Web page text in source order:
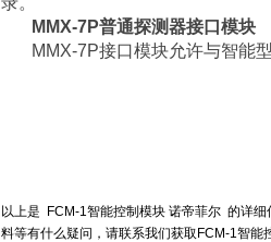
MMX-7P普通探测器接口模块
MMX-7P接口模块允许与智能
以上是 FCM-1智能控制模块 诺帝菲尔 的详
料等有什么疑问，请联系我们获取FCM-1智能